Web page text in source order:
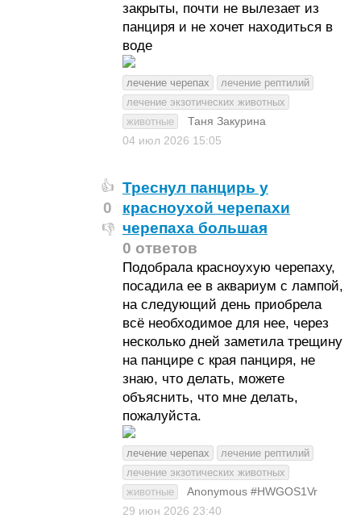
закрыты, почти не вылезает из
панциря и не хочет находиться в
воде
лечение черепах
лечение рептилий
лечение экзотических животных
животные
Таня Закурина
04 июл 2026 15:05
👍
0
👎
Треснул панцирь у
красноухой черепахи
черепаха большая
0 ответов
Подобрала красноухую черепаху,
посадила ее в аквариум с лампой,
на следующий день приобрела
всё необходимое для нее, через
несколько дней заметила трещину
на панцире с края панциря, не
знаю, что делать, можете
объяснить, что мне делать,
пожалуйста.
лечение черепах
лечение рептилий
лечение экзотических животных
животные
Anonymous #HWGOS1Vr
29 июн 2026 23:40